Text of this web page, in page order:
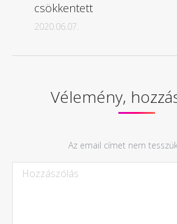
csökkentett
2020.06.07.
Vélemény,
Az email címet nem
Hozzászólás